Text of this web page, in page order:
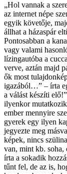
„Hol vannak a
az internet népe
egyik követője,
állhat a házaspár
Pontosabban a
vagy valami
lízingautóba a
verve, aztán majd
ők most
igazából…” – írta
a válást készíti
ilyenkor
ember mennyire
gyerek egy ilyen
jegyezte meg
képek, nincs
van, mint kb. soha,
írta a sokadik
tűnt fel, de az is,